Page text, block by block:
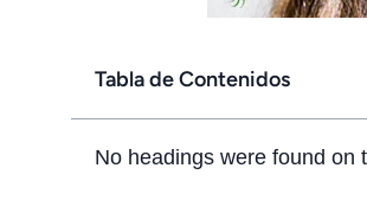
Tabla de Contenidos
No headings were found on